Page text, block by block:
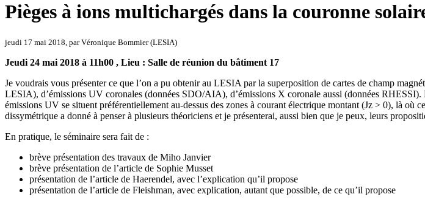
Pièges à ions multichargés dans la couronne
jeudi 17 mai 2018, par Véronique Bommier (LESIA)
Jeudi 24 mai 2018 à 11h00 , Lieu : Salle de réunion du bâtiment 17
Je voudrais vous présenter ce que l’on a pu obtenir au LESIA par la superposition de cartes de champ
LESIA), d’émissions UV coronales (données SDO/AIA), d’émissions X coronale aussi (données
émissions UV se situent préférentiellement au-dessus des zones à courant électrique montant (Jz > 0), là où
dissymétrique a donné à penser à plusieurs théoriciens et je présenterai, aussi bien que je peux, leurs
En pratique, le séminaire sera fait de :
brève présentation des travaux de Miho Janvier
brève présentation de l’article de Sophie Musset
présentation de l’article de Haerendel, avec l’explication qu’il propose
présentation de l’article de Fleishman, avec explication, autant que possible, de ce qu’il propose